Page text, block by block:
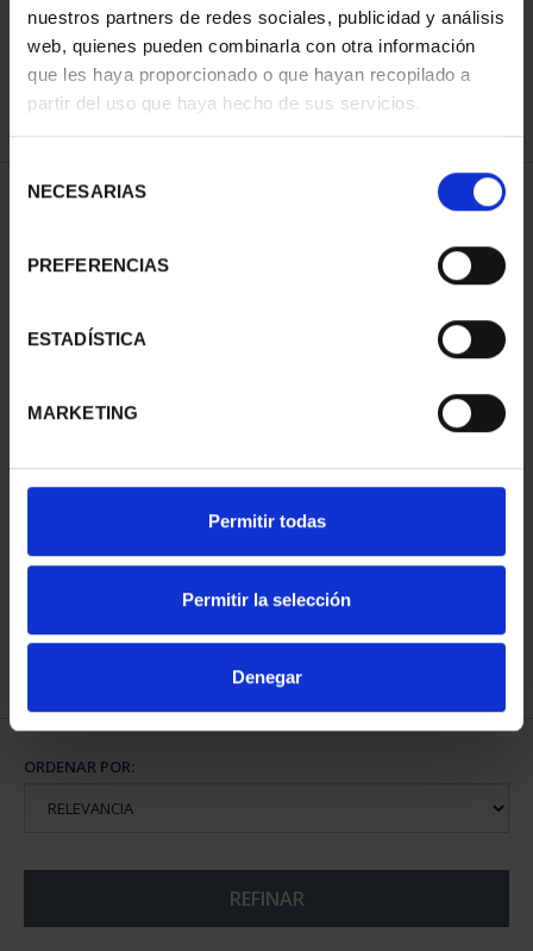
nuestros partners de redes sociales, publicidad y análisis
web, quienes pueden combinarla con otra información
que les haya proporcionado o que hayan recopilado a
partir del uso que haya hecho de sus servicios.
NECESARIAS
PREFERENCIAS
ESTADÍSTICA
MARKETING
Permitir todas
Permitir la selección
Denegar
REFINAR
1 Productos encontrados
CIUDADES PATRIMONIO
73,00 €
ORDENAR POR:
REFINAR